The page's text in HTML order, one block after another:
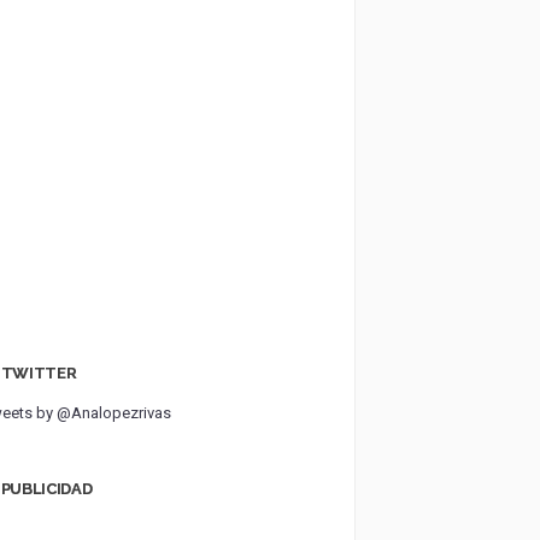
TWITTER
by @Analopezrivas
PUBLICIDAD